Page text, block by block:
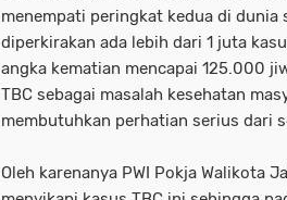
menempati peringkat kedua di dunia
diperkirakan ada lebih dari 1 juta
angka kematian mencapai 125.000
TBC sebagai masalah kesehatan
membutuhkan perhatian serius dari
Oleh karenanya PWI Pokja Walikota